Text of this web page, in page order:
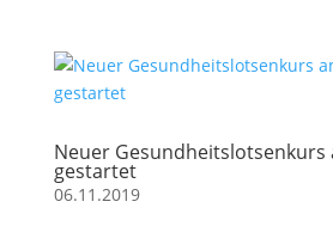
Neuer Gesundheitslotsenkurs
gestartet
06.11.2019